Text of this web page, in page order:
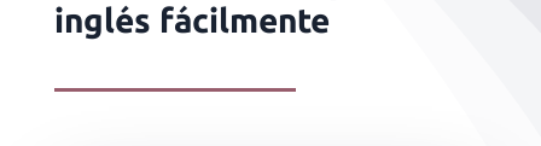
inglés fácilmente